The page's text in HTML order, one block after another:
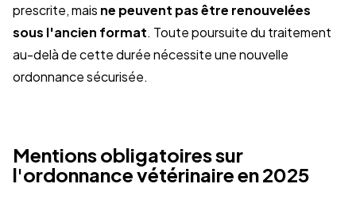
prescrite, mais ne peuvent pas être renouvelées
sous l'ancien format. Toute poursuite du traitement
au-delà de cette durée nécessite une nouvelle
ordonnance sécurisée.
Mentions obligatoires sur
l'ordonnance vétérinaire en 2025